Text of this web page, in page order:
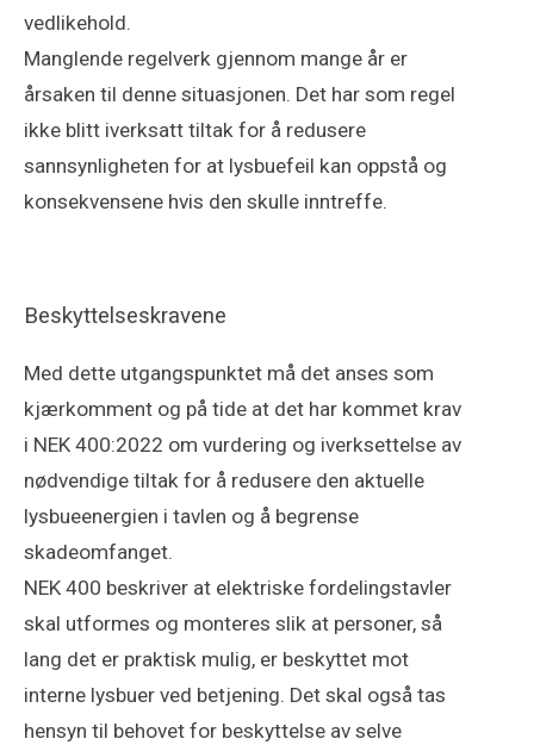
vedlikehold.
Manglende regelverk gjennom mange år er
årsaken til denne situasjonen. Det har som regel
ikke blitt iverksatt tiltak for å redusere
sannsynligheten for at lysbuefeil kan oppstå og
konsekvensene hvis den skulle inntreffe.
Beskyttelseskravene
Med dette utgangspunktet må det anses som
kjærkomment og på tide at det har kommet krav
i NEK 400:2022 om vurdering og iverksettelse av
nødvendige tiltak for å redusere den aktuelle
lysbueenergien i tavlen og å begrense
skadeomfanget.
NEK 400 beskriver at elektriske fordelingstavler
skal utformes og monteres slik at personer, så
lang det er praktisk mulig, er beskyttet mot
interne lysbuer ved betjening. Det skal også tas
hensyn til behovet for beskyttelse av selve